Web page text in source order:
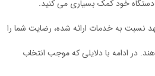
خود کمک بسیاری می کنید.
نسبت به خدمات ارائه شده، رضایت شما را
در ادامه با دلایلی که موجب انتخاب